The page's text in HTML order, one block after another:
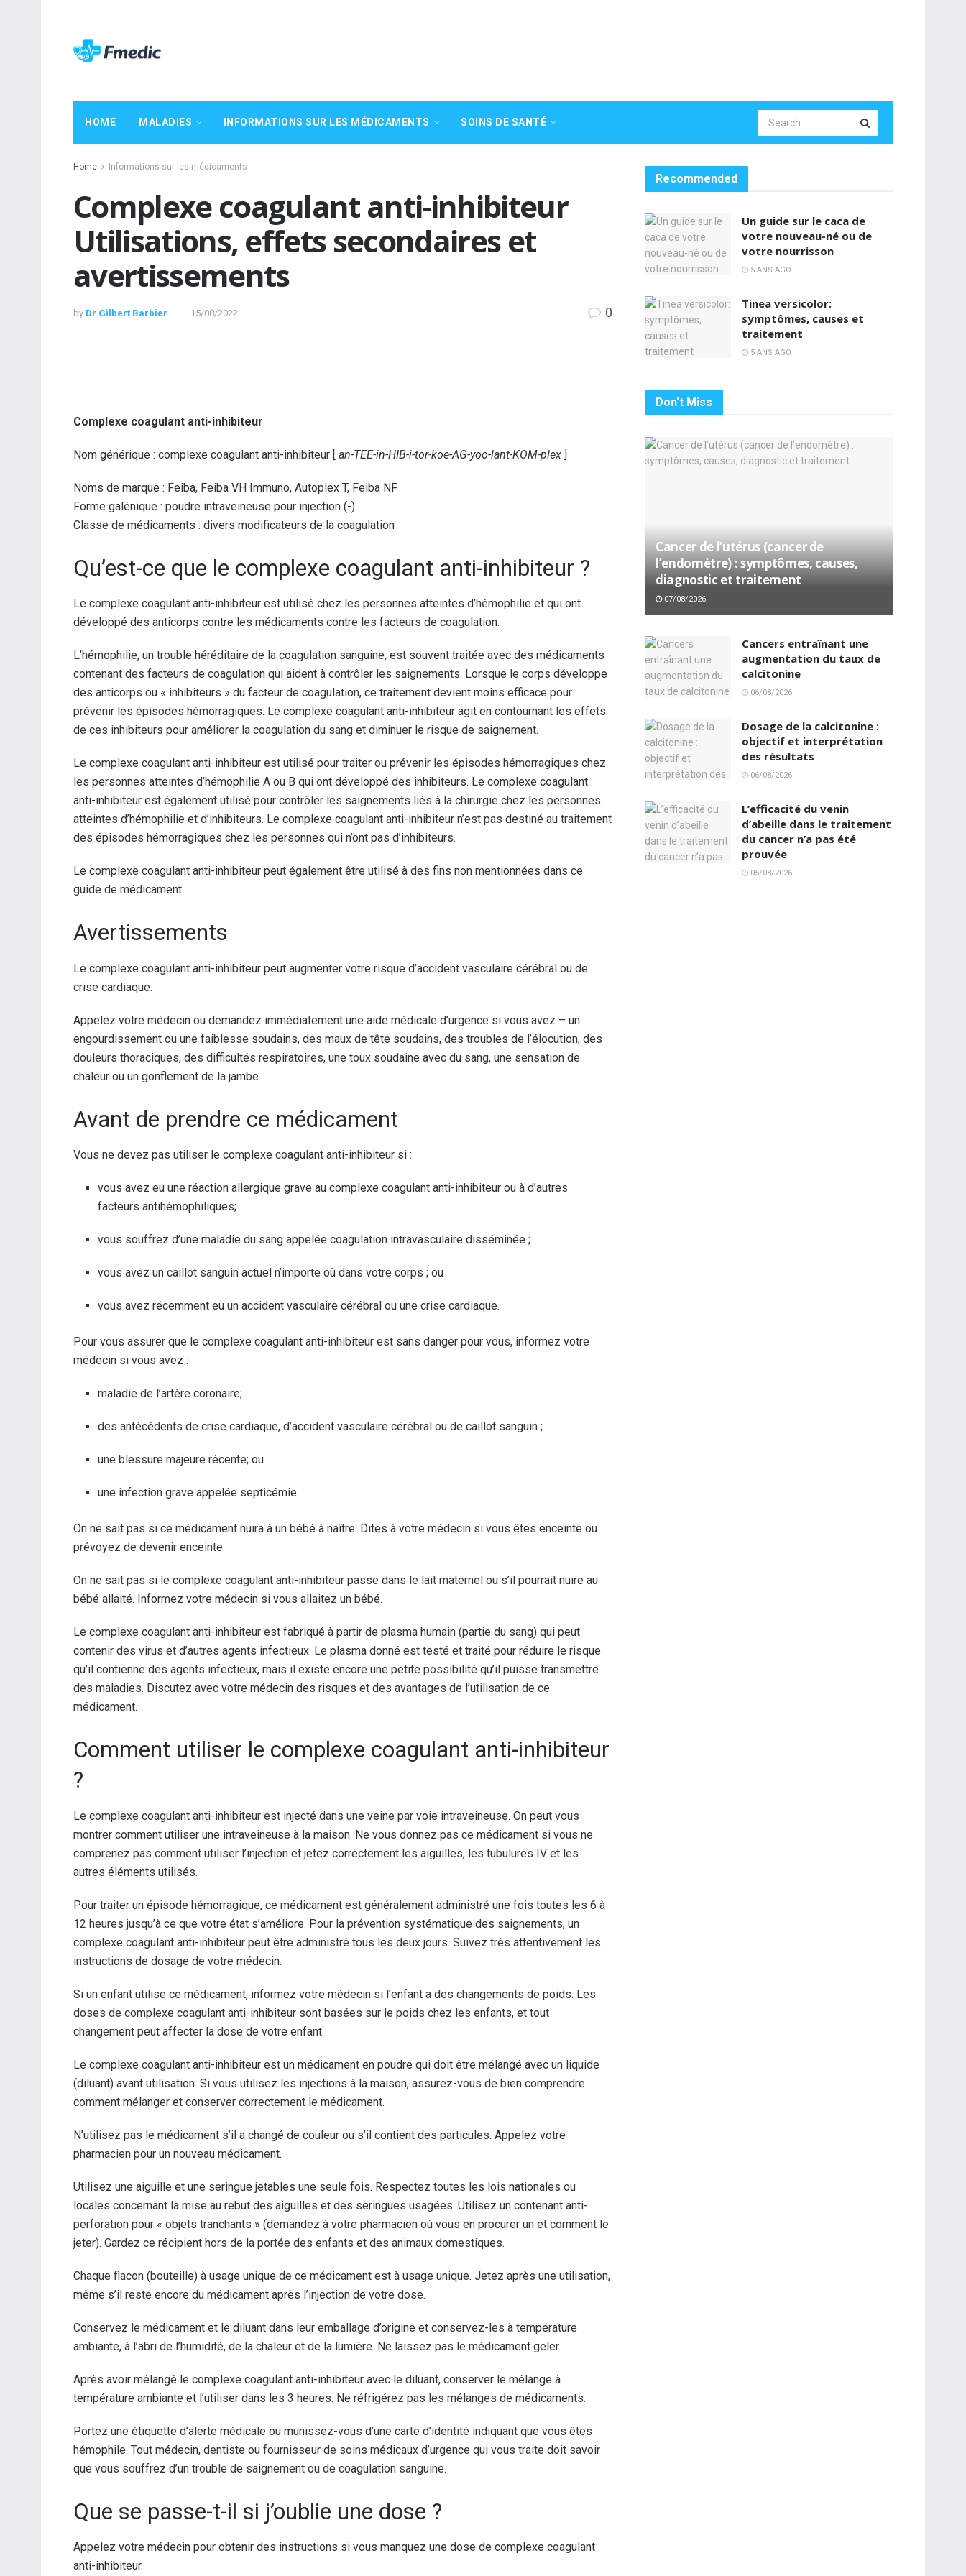
HOME MALADIES INFORMATIONS SUR LES MÉDICAMENTS SOINS DE SANTÉ
Home Informations sur les médicaments
Complexe coagulant anti-inhibiteur
Utilisations, effets secondaires et
avertissements
by Dr Gilbert Barbier 15/08/2022 0
Complexe coagulant anti-inhibiteur
Nom générique : complexe coagulant anti-inhibiteur [ an-TEE-in-HIB-i-tor-koe-AG-yoo-lant-KOM-plex ]
Noms de marque : Feiba, Feiba VH Immuno, Autoplex T, Feiba NF
Forme galénique : poudre intraveineuse pour injection (-)
Classe de médicaments : divers modificateurs de la coagulation
Qu’est-ce que le complexe coagulant anti-inhibiteur ?
Le complexe coagulant anti-inhibiteur est utilisé chez les personnes atteintes d’hémophilie et qui ont
développé des anticorps contre les médicaments contre les facteurs de coagulation.
L’hémophilie, un trouble héréditaire de la coagulation sanguine, est souvent traitée avec des médicaments
contenant des facteurs de coagulation qui aident à contrôler les saignements. Lorsque le corps développe
des anticorps ou « inhibiteurs » du facteur de coagulation, ce traitement devient moins efficace pour
prévenir les épisodes hémorragiques. Le complexe coagulant anti-inhibiteur agit en contournant les effets
de ces inhibiteurs pour améliorer la coagulation du sang et diminuer le risque de saignement.
Le complexe coagulant anti-inhibiteur est utilisé pour traiter ou prévenir les épisodes hémorragiques chez
les personnes atteintes d’hémophilie A ou B qui ont développé des inhibiteurs. Le complexe coagulant
anti-inhibiteur est également utilisé pour contrôler les saignements liés à la chirurgie chez les personnes
atteintes d’hémophilie et d’inhibiteurs. Le complexe coagulant anti-inhibiteur n’est pas destiné au traitement
des épisodes hémorragiques chez les personnes qui n’ont pas d’inhibiteurs.
Le complexe coagulant anti-inhibiteur peut également être utilisé à des fins non mentionnées dans ce
guide de médicament.
Avertissements
Le complexe coagulant anti-inhibiteur peut augmenter votre risque d’accident vasculaire cérébral ou de
crise cardiaque.
Appelez votre médecin ou demandez immédiatement une aide médicale d’urgence si vous avez – un
engourdissement ou une faiblesse soudains, des maux de tête soudains, des troubles de l’élocution, des
douleurs thoraciques, des difficultés respiratoires, une toux soudaine avec du sang, une sensation de
chaleur ou un gonflement de la jambe.
Avant de prendre ce médicament
Vous ne devez pas utiliser le complexe coagulant anti-inhibiteur si :
vous avez eu une réaction allergique grave au complexe coagulant anti-inhibiteur ou à d’autres
facteurs antihémophiliques;
vous souffrez d’une maladie du sang appelée coagulation intravasculaire disséminée ;
vous avez un caillot sanguin actuel n’importe où dans votre corps ; ou
vous avez récemment eu un accident vasculaire cérébral ou une crise cardiaque.
Pour vous assurer que le complexe coagulant anti-inhibiteur est sans danger pour vous, informez votre
médecin si vous avez :
maladie de l’artère coronaire;
des antécédents de crise cardiaque, d’accident vasculaire cérébral ou de caillot sanguin ;
une blessure majeure récente; ou
une infection grave appelée septicémie.
On ne sait pas si ce médicament nuira à un bébé à naître. Dites à votre médecin si vous êtes enceinte ou
prévoyez de devenir enceinte.
On ne sait pas si le complexe coagulant anti-inhibiteur passe dans le lait maternel ou s’il pourrait nuire au
bébé allaité. Informez votre médecin si vous allaitez un bébé.
Le complexe coagulant anti-inhibiteur est fabriqué à partir de plasma humain (partie du sang) qui peut
contenir des virus et d’autres agents infectieux. Le plasma donné est testé et traité pour réduire le risque
qu’il contienne des agents infectieux, mais il existe encore une petite possibilité qu’il puisse transmettre
des maladies. Discutez avec votre médecin des risques et des avantages de l’utilisation de ce
médicament.
Comment utiliser le complexe coagulant anti-inhibiteur
?
Le complexe coagulant anti-inhibiteur est injecté dans une veine par voie intraveineuse. On peut vous
montrer comment utiliser une intraveineuse à la maison. Ne vous donnez pas ce médicament si vous ne
comprenez pas comment utiliser l’injection et jetez correctement les aiguilles, les tubulures IV et les
autres éléments utilisés.
Pour traiter un épisode hémorragique, ce médicament est généralement administré une fois toutes les 6 à
12 heures jusqu’à ce que votre état s’améliore. Pour la prévention systématique des saignements, un
complexe coagulant anti-inhibiteur peut être administré tous les deux jours. Suivez très attentivement les
instructions de dosage de votre médecin.
Si un enfant utilise ce médicament, informez votre médecin si l’enfant a des changements de poids. Les
doses de complexe coagulant anti-inhibiteur sont basées sur le poids chez les enfants, et tout
changement peut affecter la dose de votre enfant.
Le complexe coagulant anti-inhibiteur est un médicament en poudre qui doit être mélangé avec un liquide
(diluant) avant utilisation. Si vous utilisez les injections à la maison, assurez-vous de bien comprendre
comment mélanger et conserver correctement le médicament.
N’utilisez pas le médicament s’il a changé de couleur ou s’il contient des particules. Appelez votre
pharmacien pour un nouveau médicament.
Utilisez une aiguille et une seringue jetables une seule fois. Respectez toutes les lois nationales ou
locales concernant la mise au rebut des aiguilles et des seringues usagées. Utilisez un contenant anti-
perforation pour « objets tranchants » (demandez à votre pharmacien où vous en procurer un et comment le
jeter). Gardez ce récipient hors de la portée des enfants et des animaux domestiques.
Chaque flacon (bouteille) à usage unique de ce médicament est à usage unique. Jetez après une utilisation,
même s’il reste encore du médicament après l’injection de votre dose.
Conservez le médicament et le diluant dans leur emballage d’origine et conservez-les à température
ambiante, à l’abri de l’humidité, de la chaleur et de la lumière. Ne laissez pas le médicament geler.
Après avoir mélangé le complexe coagulant anti-inhibiteur avec le diluant, conserver le mélange à
température ambiante et l’utiliser dans les 3 heures. Ne réfrigérez pas les mélanges de médicaments.
Portez une étiquette d’alerte médicale ou munissez-vous d’une carte d’identité indiquant que vous êtes
hémophile. Tout médecin, dentiste ou fournisseur de soins médicaux d’urgence qui vous traite doit savoir
que vous souffrez d’un trouble de saignement ou de coagulation sanguine.
Que se passe-t-il si j’oublie une dose ?
Appelez votre médecin pour obtenir des instructions si vous manquez une dose de complexe coagulant
anti-inhibiteur.
Recommended
Un guide sur le caca de
votre nouveau-né ou de
votre nourrisson
5 ANS AGO
Tinea versicolor:
symptômes, causes et
traitement
5 ANS AGO
Don't Miss
Cancer de l’utérus (cancer de
l’endomètre) : symptômes, causes,
diagnostic et traitement
07/08/2026
Cancers entraînant une
augmentation du taux de
calcitonine
06/08/2026
Dosage de la calcitonine :
objectif et interprétation
des résultats
06/08/2026
L’efficacité du venin
d’abeille dans le traitement
du cancer n’a pas été
prouvée
05/08/2026